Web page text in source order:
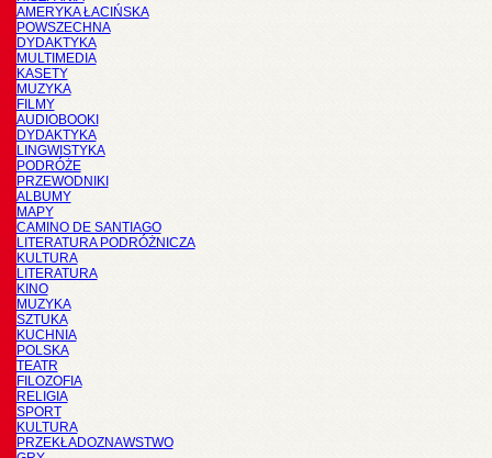
AMERYKA ŁACIŃSKA
POWSZECHNA
DYDAKTYKA
MULTIMEDIA
KASETY
MUZYKA
FILMY
AUDIOBOOKI
DYDAKTYKA
LINGWISTYKA
PODRÓŻE
PRZEWODNIKI
ALBUMY
MAPY
CAMINO DE SANTIAGO
LITERATURA PODRÓŻNICZA
KULTURA
LITERATURA
KINO
MUZYKA
SZTUKA
KUCHNIA
POLSKA
TEATR
FILOZOFIA
RELIGIA
SPORT
KULTURA
PRZEKŁADOZNAWSTWO